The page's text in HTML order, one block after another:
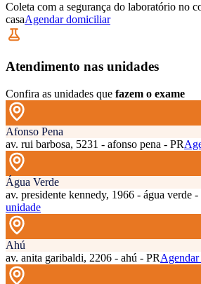
Coleta com a segurança do laboratório no
casaAgendar domiciliar
Atendimento nas unidades
Confira as unidades que fazem o exame
Afonso Pena
av. rui barbosa, 5231 - afonso pena - PR
Água Verde
av. presidente kennedy, 1966 - água verde -
unidade
Ahú
av. anita garibaldi, 2206 - ahú - PRAgendar